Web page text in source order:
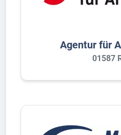
Agentur für
01587